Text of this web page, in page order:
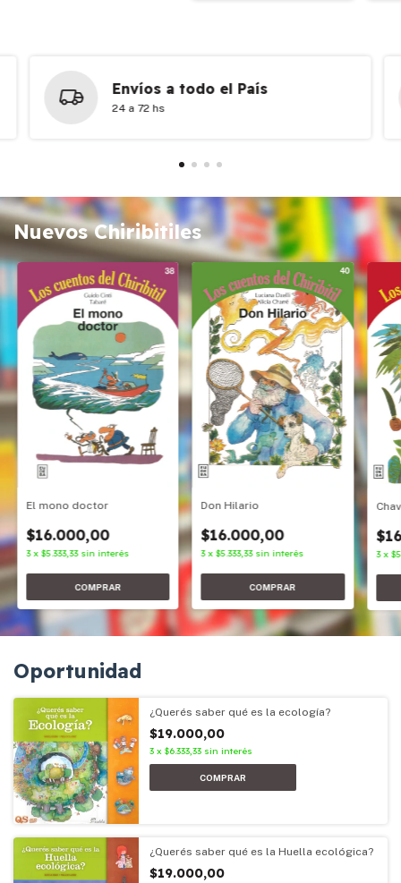
Envíos a todo el País
24 a 72 hs
Nuevos Chiribitiles
El mono doctor
$16.000,00
3 x $5.333,33 sin interés
Don Hilario
$16.000,00
3 x$5.333,33 sin interés 3 x
Oportunidad
¿Querés saber qué es la ecología?
$19.000,00
3 x $6.333,33 sin interés
¿Querés saber qué es la Huella ecológica?
$19.000,00